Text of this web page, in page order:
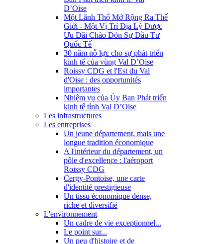
D’Oise
Một Lãnh Thổ Mở Rộng Ra Thế
Giới - Một Vị Trí Địa Lý Được
Ưu Đãi Chào Đón Sự Đầu Tư
Quốc Tế
30 năm nỗ lực cho sự phát triển
kinh tế của vùng Val D’Oise
Roissy CDG et l'Est du Val
d'Oise : des opportunités
importantes
Nhiệm vụ của Ủy Ban Phát triển
kinh tế tỉnh Val D’Oise
Les infrastructures
Les entreprises
Un jeune département, mais une
longue tradition économique
A l'intérieur du département, un
pôle d'excellence : l'aéroport
Roissy CDG
Cergy-Pontoise, une carte
d'identité prestigieuse
Un tissu économique dense,
riche et diversifié
L'environnement
Un cadre de vie exceptionnel...
Le point sur...
Un peu d'histoire et de